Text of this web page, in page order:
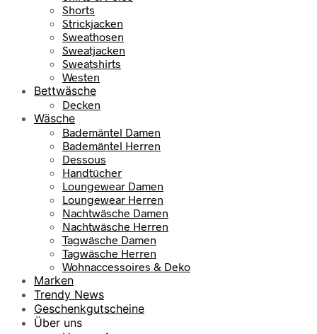
Shorts
Strickjacken
Sweathosen
Sweatjacken
Sweatshirts
Westen
Bettwäsche
Decken
Wäsche
Bademäntel Damen
Bademäntel Herren
Dessous
Handtücher
Loungewear Damen
Loungewear Herren
Nachtwäsche Damen
Nachtwäsche Herren
Tagwäsche Damen
Tagwäsche Herren
Wohnaccessoires & Deko
Marken
Trendy News
Geschenkgutscheine
Über uns